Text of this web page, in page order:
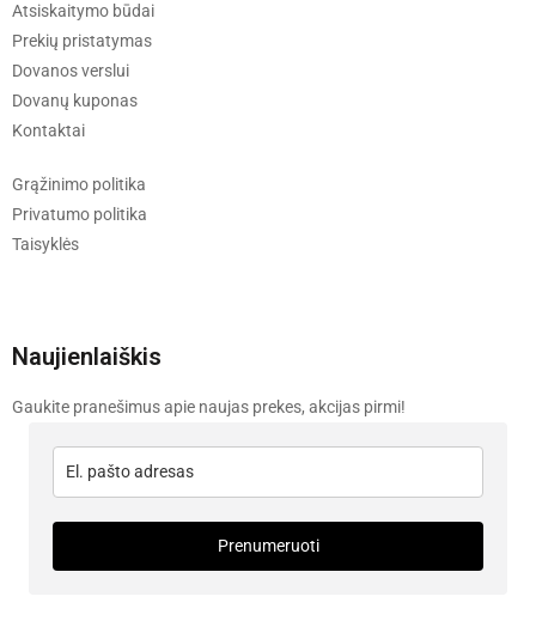
Atsiskaitymo būdai
Prekių pristatymas
Dovanos verslui
Dovanų kuponas
Kontaktai
Grąžinimo politika
Privatumo politika
Taisyklės
Naujienlaiškis
Gaukite pranešimus apie naujas prekes, akcijas pirmi!
Prenumeruoti